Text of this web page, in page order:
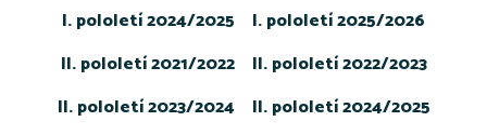
I. pololetí 2024/2025
I. pololetí 2025/2026
II. pololetí 2021/2022
II. pololetí 2022/2023
II. pololetí 2023/2024
II. pololetí 2024/2025